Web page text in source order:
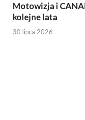
Motowizja i
kolejne lata
30 lipca 2026